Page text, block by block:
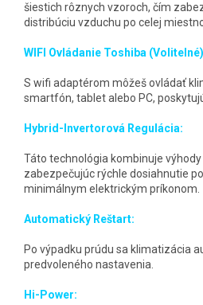
šiestich rôznych vzoroch, čím
distribúciu vzduchu po celej
WIFI Ovládanie Toshiba
S wifi adaptérom môžeš ovládať
smartfón, tablet alebo PC,
Hybrid-Invertorová Regulácia:
Táto technológia kombinuje výhody
zabezpečujúc rýchle dosiahnutie
minimálnym elektrickým príkonom.
Automatický Reštart:
Po výpadku prúdu sa klimatizácia
predvoleného nastavenia.
Hi-Power: